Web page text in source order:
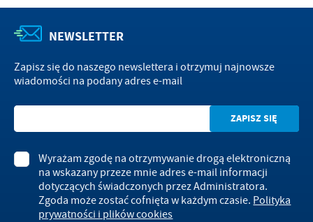
NEWSLETTER
Zapisz się do naszego newslettera i otrzymuj najnowsze
wiadomości na podany adres e-mail
Wyrażam zgodę na otrzymywanie drogą elektroniczną
na wskazany przeze mnie adres e-mail informacji
dotyczących świadczonych przez Administratora.
Zgoda może zostać cofnięta w każdym czasie. Polityka
prywatności i plików cookies